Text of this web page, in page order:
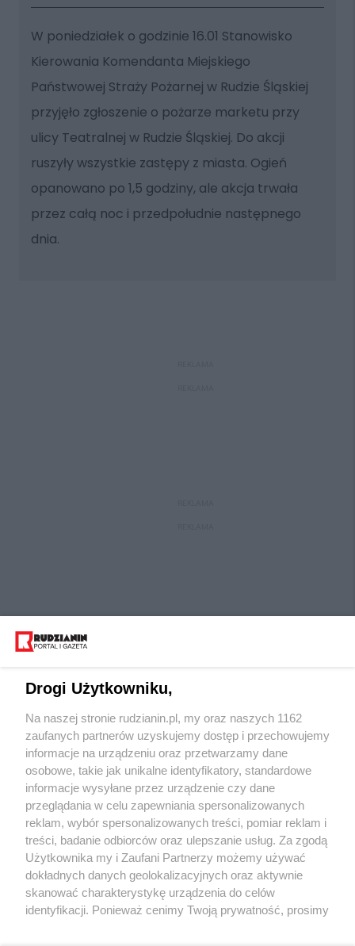
W poniedziałek o godzinie 16.01 Stanowisko
Kierowania Komendanta Miejskiego
Państwowej Straży Pożarnej w Rudzie Śląskiej
przyjęło zgłoszenie o pożarze marketu przy
ulicy Teatralnej w Rudzie Śląskiej. Do akcji
ruszyły wszystkie zastępy z miasta. Ogień
opanowano po 1,5 godziny, ale akcja trwała
przez całą noc i przedpołudnie następnego
dnia.
Wydawca mediów lokalnych
Nie zapomnij
zapoznać się z:
polityką prywatności regulamin korzystania z portali
Twojemiasto
Piekary Śląskie
Chorzów
Tarnowskie Góry
Skontaktuj sięz nami
Kontakt
Wydawca
Redakcja
Drogi Użytkowniku,
Na naszej stronie rudzianin.pl, my oraz naszych 1162
zaufanych partnerów uzyskujemy dostęp i przechowujemy
informacje na urządzeniu oraz przetwarzamy dane
osobowe, takie jak unikalne identyfikatory, standardowe
informacje wysyłane przez urządzenie czy dane
przeglądania w celu zapewniania spersonalizowanych
reklam, wybór spersonalizowanych treści, pomiar reklam i
treści, badanie odbiorców oraz ulepszanie usług. Za zgodą
Użytkownika my i Zaufani Partnerzy możemy używać
dokładnych danych geolokalizacyjnych oraz aktywnie
skanować charakterystykę urządzenia do celów
identyfikacji. Ponieważ cenimy Twoją prywatność, prosimy